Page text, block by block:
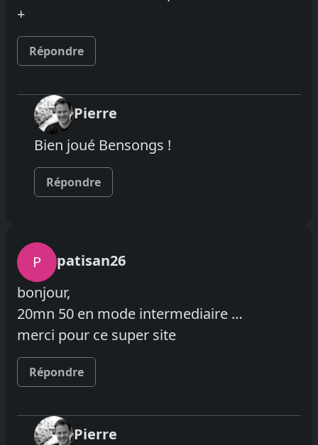
+
Répondre
Pierre
Bien joué Bensongs !
Répondre
P
patisan26
bonjour,
20mn 50 en mode intermediaire …
merci pour ce super site
Répondre
Pierre